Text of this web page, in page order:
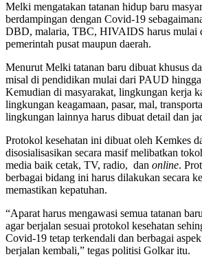
Melki mengatakan tatanan hidup baru
berdampingan dengan Covid-19
DBD, malaria, TBC, HIVAIDS harus mulai
pemerintah pusat maupun daerah.
Menurut Melki tatanan baru dibuat khusus
misal di pendidikan mulai dari PAUD
Kemudian di masyarakat, lingkungan kerja
lingkungan keagamaan, pasar, mal,
lingkungan lainnya harus dibuat detail dan
Protokol kesehatan ini dibuat oleh Kemkes
disosialisasikan secara masif melibatkan
media baik cetak, TV, radio, dan online.
berbagai bidang ini harus dilakukan secara
memastikan kepatuhan.
“Aparat harus mengawasi semua tatanan
agar berjalan sesuai protokol kesehatan
Covid-19 tetap terkendali dan berbagai
berjalan kembali,” tegas politisi Golkar itu.